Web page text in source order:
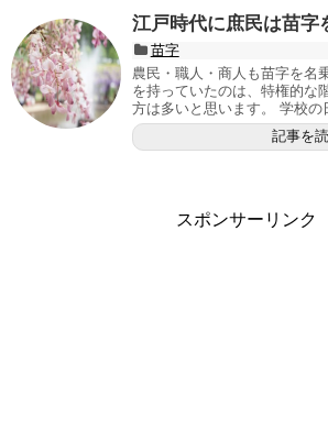
江戸時代に庶民は苗字
苗字
農民・職人・商人も苗字を名
を持っていたのは、特権的な
方は多いと思います。 学校の
記事を
スポンサーリンク